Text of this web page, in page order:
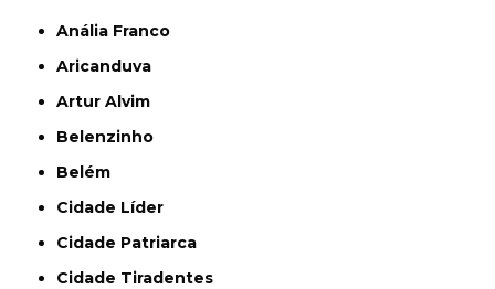
Anália Franco
Aricanduva
Artur Alvim
Belenzinho
Belém
Cidade Líder
Cidade Patriarca
Cidade Tiradentes